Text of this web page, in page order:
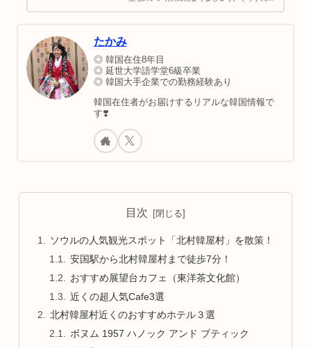
たかみ
◎ 韓国在住8年目
◎ 延世大学語学堂6級卒業
◎ 韓国大手企業での勤務経験あり
韓国在住者がお届けするリアルな韓国情報で
す❣️
目次
ソウルの人気観光スポット「北村韓屋村」を散策！
安国駅から北村韓屋村まで徒歩7分！
おすすめ展望台カフェ（東洋茶文化館）
近くの超人気Cafe3選
北村韓屋村近くのおすすめホテル３選
ボヌム 1957 ハノック アンド ブティック